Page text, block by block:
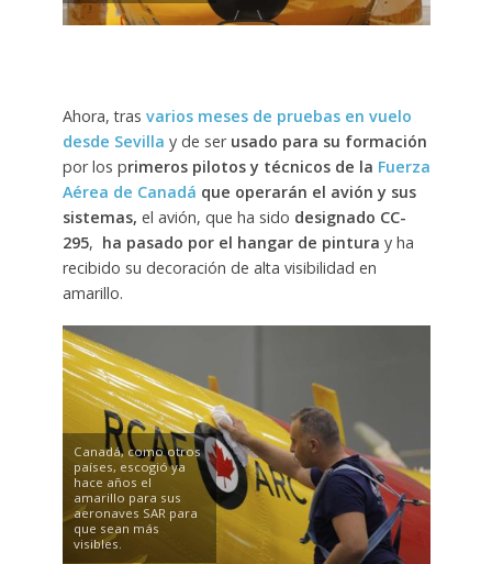
Ahora, tras varios meses de pruebas en vuelo
desde Sevilla y de ser usado para su formación
por los primeros pilotos y técnicos de la Fuerza
Aérea de Canadá que operarán el avión y sus
sistemas, el avión, que ha sido designado CC-
295, ha pasado por el hangar de pintura y ha
recibido su decoración de alta visibilidad en
amarillo.
Canadá, como otros
países, escogió ya
hace años el
amarillo para sus
aeronaves SAR para
que sean más
visibles.